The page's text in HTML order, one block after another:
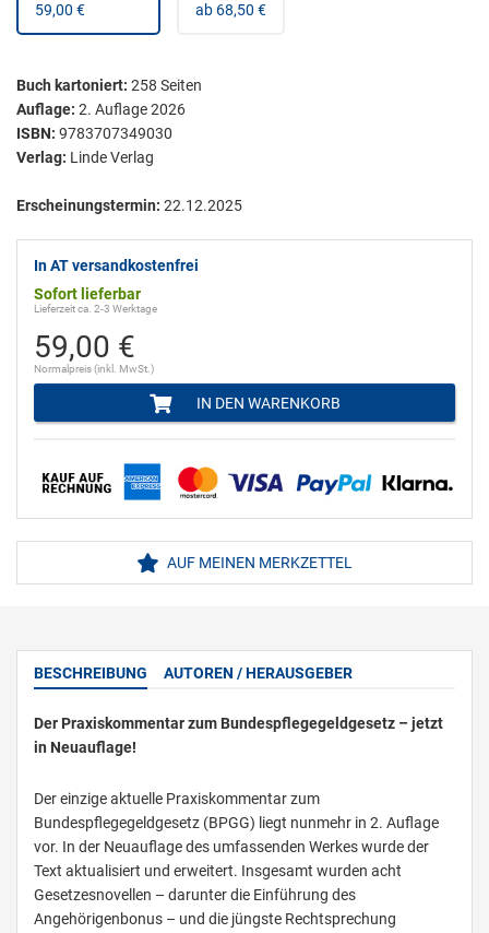
59,00 €
ab 68,50 €
Buch kartoniert: 258 Seiten
Auflage: 2. Auflage 2026
ISBN: 9783707349030
Verlag: Linde Verlag
Erscheinungstermin: 22.12.2025
In AT versandkostenfrei
Sofort lieferbar
Lieferzeit ca. 2-3 Werktage
59,00 €
Normalpreis (inkl. MwSt.)
IN DEN WARENKORB
AUF MEINEN MERKZETTEL
BESCHREIBUNG AUTOREN / HERAUSGEBER
Der Praxiskommentar zum Bundespflegegeldgesetz – jetzt
in Neuauflage!
Der einzige aktuelle Praxiskommentar zum
Bundespflegegeldgesetz (BPGG) liegt nunmehr in 2. Auflage
vor. In der Neuauflage des umfassenden Werkes wurde der
Text aktualisiert und erweitert. Insgesamt wurden acht
Gesetzesnovellen – darunter die Einführung des
Angehörigenbonus – und die jüngste Rechtsprechung